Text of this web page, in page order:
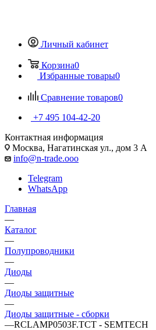
Личный кабинет
Корзина0
Избранные товары0
Сравнение товаров0
+7 495 104-42-20
Контактная информация
Москва, Нагатинская ул., дом 3 А
info@n-trade.ooo
Telegram
WhatsApp
Главная
—
Каталог
—
Полупроводники
—
Диоды
—
Диоды защитные
—
Диоды защитные - сборки
—RCLAMP0503F.TCT - SEMTECH